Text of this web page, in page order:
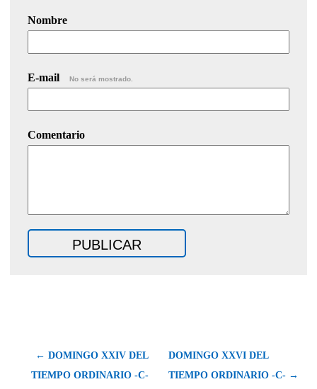
Nombre
E-mail No será mostrado.
Comentario
← DOMINGO XXIV DEL
TIEMPO ORDINARIO -C-
DOMINGO XXVI DEL
TIEMPO ORDINARIO -C- →